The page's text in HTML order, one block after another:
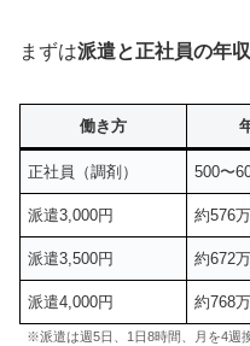
まずは派遣と正社員の年
働き方
正社員（調剤） 500〜
派遣3,000円 約576万
派遣3,500円 約672万
派遣4,000円 約768万
※派遣は週5日、1日8時間、月を4週